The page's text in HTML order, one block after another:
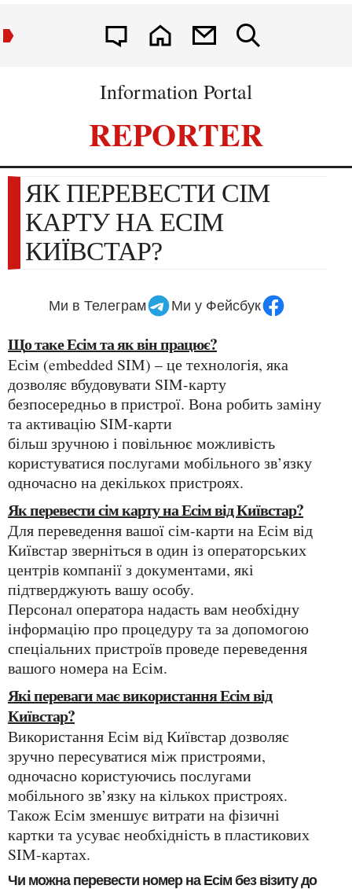
Information Portal
REPORTER
ЯК ПЕРЕВЕСТИ СІМ
КАРТУ НА ЕСІМ
КИЇВСТАР?
Ми в Телеграм Ми у Фейсбук
Що таке Есім та як він працює?
Есім (embedded SIM) – це технологія, яка
дозволяє вбудовувати SIM-карту
безпосередньо в пристрої. Вона робить заміну
та активацію SIM-карти
більш зручною і повільнює можливість
користуватися послугами мобільного зв’язку
одночасно на декількох пристроях.
Як перевести сім карту на Есім від Київстар?
Для переведення вашої сім-карти на Есім від
Київстар зверніться в один із операторських
центрів компанії з документами, які
підтверджують вашу особу.
Персонал оператора надасть вам необхідну
інформацію про процедуру та за допомогою
спеціальних пристроїв проведе переведення
вашого номера на Есім.
Які переваги має використання Есім від
Київстар?
Використання Есім від Київстар дозволяє
зручно пересуватися між пристроями,
одночасно користуючись послугами
мобільного зв’язку на кількох пристроях.
Також Есім зменшує витрати на фізичні
картки та усуває необхідність в пластикових
SIM-картах.
Чи можна перевести номер на Есім без візиту до